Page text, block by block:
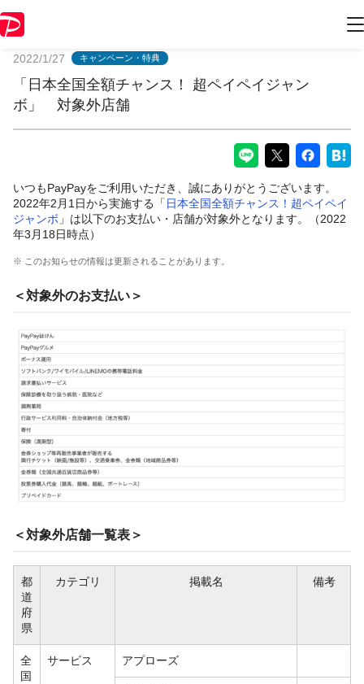
2022/1/27 キャンペーン・特典
「日本全国全額チャンス！ 超ペイペイジャン
ボ」 対象外店舗
いつもPayPayをご利用いただき、誠にありがとうございます。
2022年2月1日から実施する「 日本全国全額チャンス！超ペイペイ
ジャンボ 」は以下のお支払い・店舗が対象外となります。（2022
年3月18日時点）
※ このお知らせの情報は更新されることがあります。
＜対象外のお支払い＞
＜対象外店舗一覧表＞
都
道
府
県
カテゴリ 掲載名 備考
全
国
サービス アプローズ